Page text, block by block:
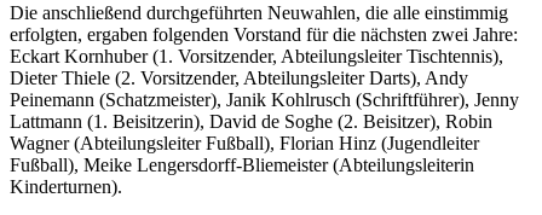
Die anschließend durchgeführten Neuwahlen, die alle einstimmig
erfolgten, ergaben folgenden Vorstand für die nächsten zwei Jahre:
Eckart Kornhuber (1. Vorsitzender, Abteilungsleiter Tischtennis),
Dieter Thiele (2. Vorsitzender, Abteilungsleiter Darts), Andy
Peinemann (Schatzmeister), Janik Kohlrusch (Schriftführer), Jenny
Lattmann (1. Beisitzerin), David de Soghe (2. Beisitzer), Robin
Wagner (Abteilungsleiter Fußball), Florian Hinz (Jugendleiter
Fußball), Meike Lengersdorff-Bliemeister (Abteilungsleiterin
Kinderturnen).